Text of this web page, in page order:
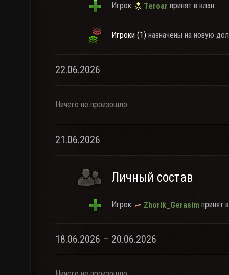
Игрок Teroar принят в клан.
Игроки (1) назначены на новую
22.06.2026
Ничего не произошло
21.06.2026
Личный состав
Игрок Zhorik_Gerasim принят
18.06.2026 – 20.06.2026